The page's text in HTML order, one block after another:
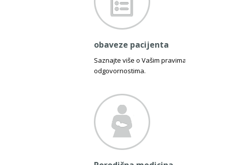
obaveze pacijenta
Saznajte više o Vašim pravima i
odgovornostima.